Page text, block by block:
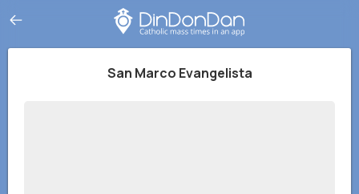
San Marco Evangelista